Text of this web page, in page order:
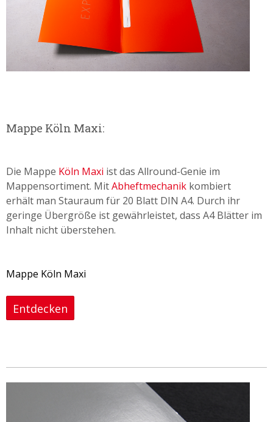
Mappe Köln Maxi:
Die Mappe Köln Maxi ist das Allround-Genie im
Mappensortiment. MitAbheftmechanik kombiert
erhält man Stauraum für 20 Blatt DIN A4. Durch ihr
geringe Übergröße ist gewährleistet, dass A4 Blätter im
Inhalt nicht überstehen.
Mappe Köln Maxi
Entdecken